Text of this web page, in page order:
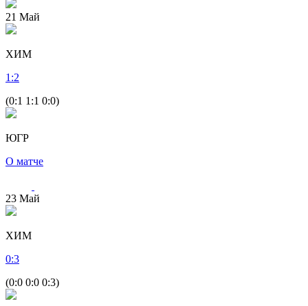
21 Май
ХИМ
1 :2
(0:1 1:1 0:0)
ЮГР
О матче
23 Май
ХИМ
0:3
(0:0 0:0 0:3)